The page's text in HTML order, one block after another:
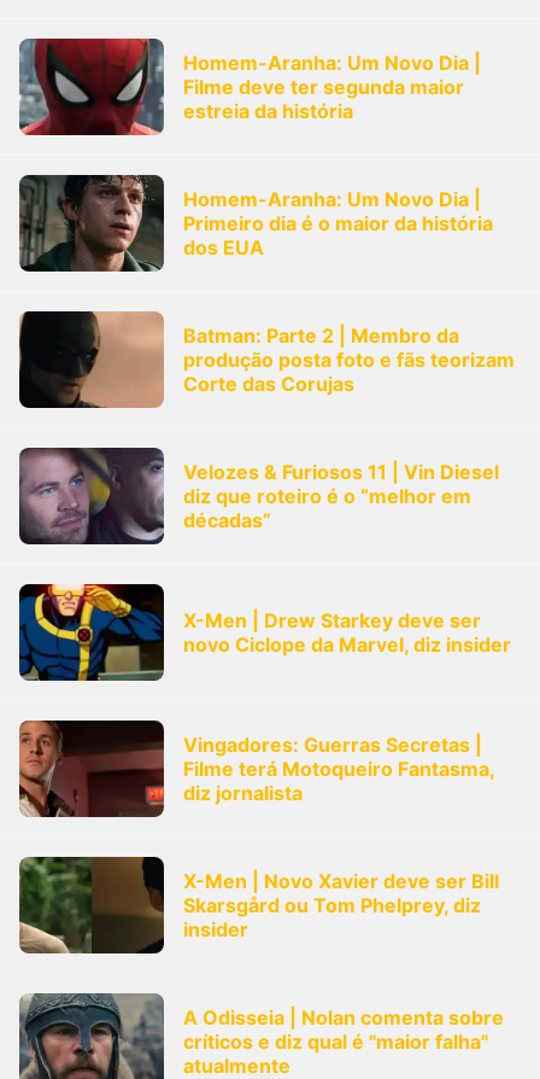
Homem-Aranha: Um Novo Dia |
Filme deve ter segunda maior
estreia da história
Homem-Aranha: Um Novo Dia |
Primeiro dia é o maior da história
dos EUA
Batman: Parte 2 | Membro da
produção posta foto e fãs teorizam
Corte das Corujas
Velozes & Furiosos 11 | Vin Diesel
diz que roteiro é o “melhor em
décadas”
X-Men | Drew Starkey deve ser
novo Ciclope da Marvel, diz insider
Vingadores: Guerras Secretas |
Filme terá Motoqueiro Fantasma,
diz jornalista
X-Men | Novo Xavier deve ser Bill
Skarsgård ou Tom Phelprey, diz
insider
A Odisseia | Nolan comenta sobre
críticos e diz qual é "maior falha"
atualmente